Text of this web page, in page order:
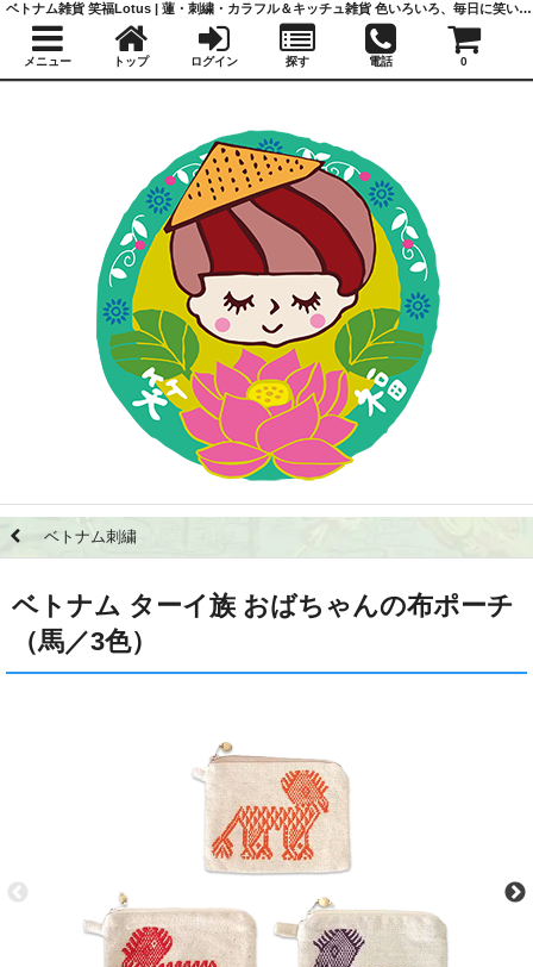
ベトナム刺繍
ベトナム ターイ族 おばちゃんの布ポーチ
（馬／3色）
ベトナム雑貨 笑福Lotus | 蓮・刺繍・カラフル＆キッチュ雑貨 色いろいろ、毎日に笑いと福を
メニュー トップ ログイン 探す 電話 0